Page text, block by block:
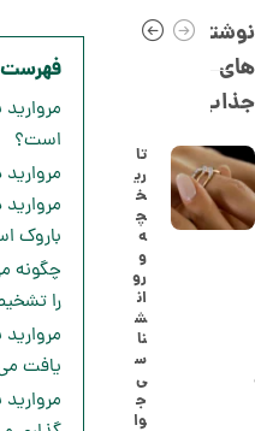
است؟
باروک
چگونه
را
یافت
نوشته
های
جذاب
تا
ری
خ
چ
ه
و
رو
ان
ش
نا
س
ی
ج
وا
ا
ن
ش
ت
ر
ط
ل
ا
ا
ز
5
0
,
8
9